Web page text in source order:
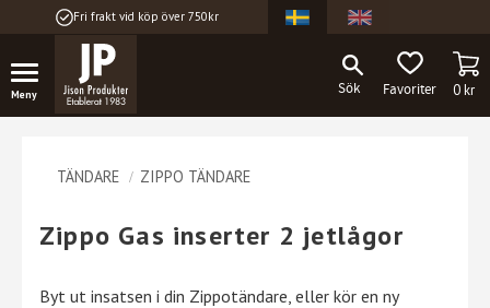
Fri frakt vid köp över 750kr
FAVORITER0kr
TÄNDARE ZIPPO TÄNDARE
Zippo Gas inserter 2 jetlågor
Byt ut insatsen i din Zippotändare, eller kör en ny